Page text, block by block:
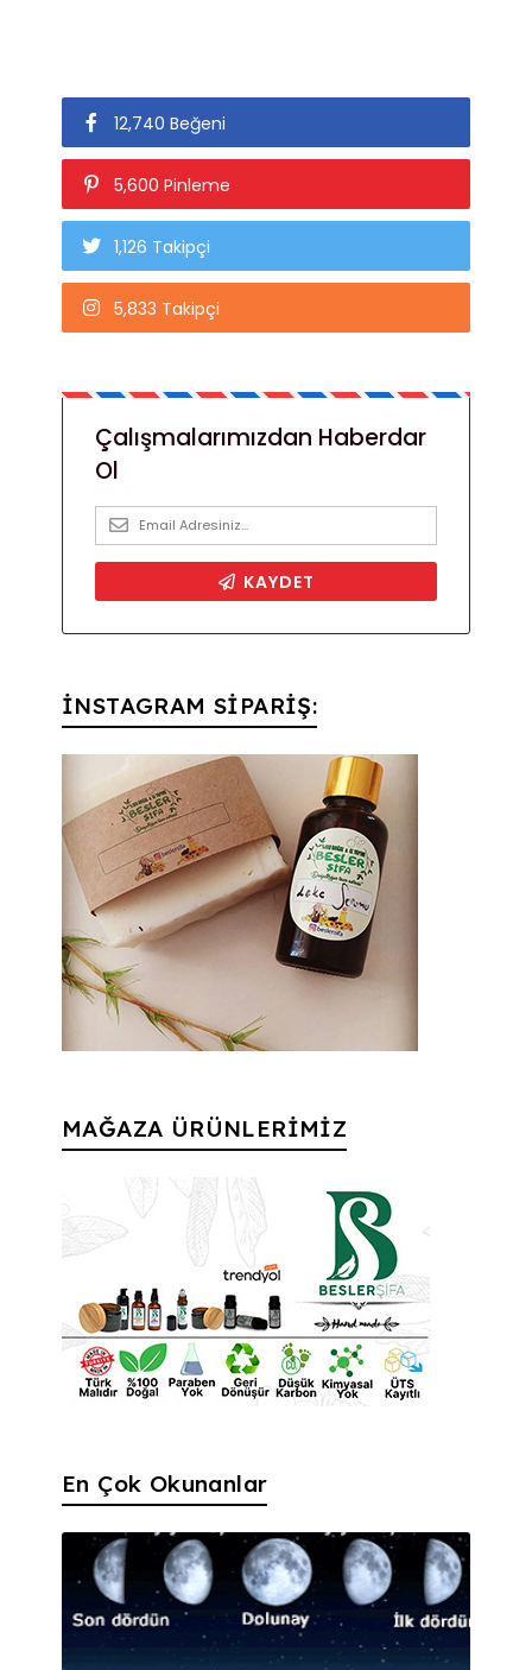
12,740 Beğeni
5,600 Pinleme
1,126 Takipçi
5,833 Takipçi
İNSTAGRAM SİPARİŞ:
MAĞAZA ÜRÜNLERİMİZ
En Çok Okunanlar